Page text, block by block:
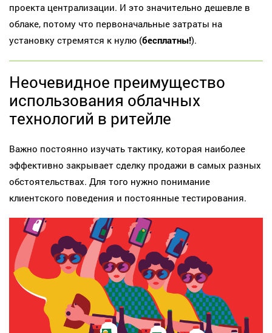
проекта централизации. И это значительно дешевле в
облаке, потому что первоначальные затраты на
установку стремятся к нулю (бесплатны!).
Неочевидное преимущество
использования облачных
технологий в ритейле
Важно постоянно изучать тактику, которая наиболее
эффективно закрывает сделку продажи в самых разных
обстоятельствах. Для того нужно понимание
клиентского поведения и постоянные тестирования.